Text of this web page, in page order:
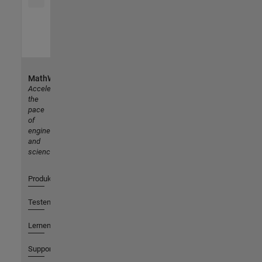
MathWorks
Accelerating
the
pace
of
engineering
and
science
Produkte
Testen oder Kaufen
Lernen
Support